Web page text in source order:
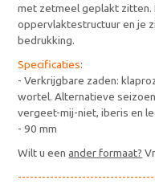
met zetmeel geplakt
oppervlaktestructuur en je
bedrukking.
Specificaties:
- Verkrijgbare zaden:
wortel. Alternatieve
vergeet-mij-niet, iberis en
- 90 mm
Wilt u eenander formaat?